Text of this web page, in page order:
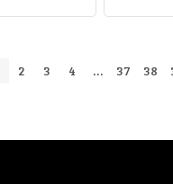
2 3 4 … 37 38